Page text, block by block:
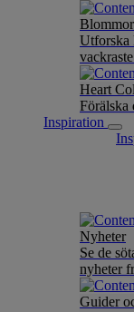
Utforska
Heart
Förälska
Inspiration
Nyheter
Se de
nyheter
Guider